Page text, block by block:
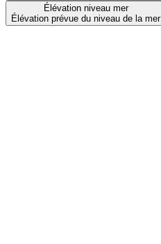
Élévation niveau mer
Élévation prévue du niveau de la mer